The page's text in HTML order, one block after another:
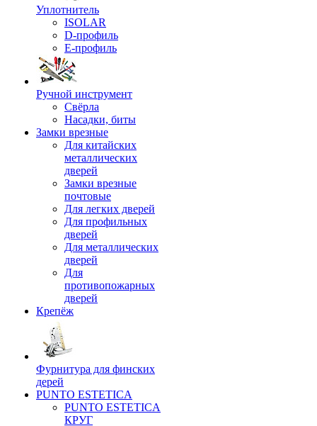
Уплотнитель
ISOLAR
D-профиль
Е-профиль
Ручной инструмент
Свёрла
Насадки, биты
Замки врезные
Для китайских
металлических
дверей
Замки врезные
почтовые
Для легких дверей
Для профильных
дверей
Для металлических
дверей
Для
противопожарных
дверей
Крепёж
Фурнитура для финских
дерей
PUNTO ESTETICA
PUNTO ESTETICA
КРУГ